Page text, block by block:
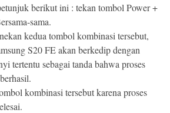
berikut ini : tekan tombol Power +
sama.
kedua tombol kombinasi tersebut,
S20 FE akan berkedip dengan
tertentu sebagai tanda bahwa proses
kombinasi tersebut karena proses